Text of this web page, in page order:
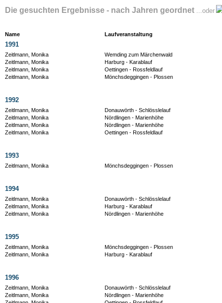
Die gesuchten Ergebnisse - nach Jahren geordnet ...oder
Name Laufveranstaltung
1991
Zeitlmann, Monika
Wemding zum Märchenwald
Zeitlmann, Monika
Harburg - Karablauf
Zeitlmann, Monika
Oettingen - Rossfeldlauf
Zeitlmann, Monika
Mönchsdeggingen - Plossen
1992
Zeitlmann, Monika
Donauwörth - Schlösslelauf
Zeitlmann, Monika
Nördlingen - Marienhöhe
Zeitlmann, Monika
Nördlingen - Marienhöhe
Zeitlmann, Monika
Oettingen - Rossfeldlauf
1993
Zeitlmann, Monika Mönchsdeggingen - Plossen
1994
Zeitlmann, Monika
Donauwörth - Schlösslelauf
Zeitlmann, Monika
Harburg - Karablauf
Zeitlmann, Monika
Nördlingen - Marienhöhe
1995
Zeitlmann, Monika
Mönchsdeggingen - Plossen
Zeitlmann, Monika
Harburg - Karablauf
1996
Zeitlmann, Monika
Donauwörth - Schlösslelauf
Zeitlmann, Monika
Nördlingen - Marienhöhe